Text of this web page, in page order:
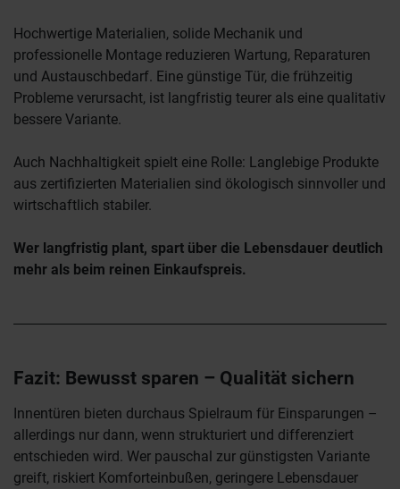
Hochwertige Materialien, solide Mechanik und
professionelle Montage reduzieren Wartung, Reparaturen
und Austauschbedarf. Eine günstige Tür, die frühzeitig
Probleme verursacht, ist langfristig teurer als eine qualitativ
bessere Variante.
Auch Nachhaltigkeit spielt eine Rolle: Langlebige Produkte
aus zertifizierten Materialien sind ökologisch sinnvoller und
wirtschaftlich stabiler.
Wer langfristig plant, spart über die Lebensdauer deutlich
mehr als beim reinen Einkaufspreis.
Fazit: Bewusst sparen – Qualität sichern
Innentüren bieten durchaus Spielraum für Einsparungen –
allerdings nur dann, wenn strukturiert und differenziert
entschieden wird. Wer pauschal zur günstigsten Variante
greift, riskiert Komforteinbußen, geringere Lebensdauer